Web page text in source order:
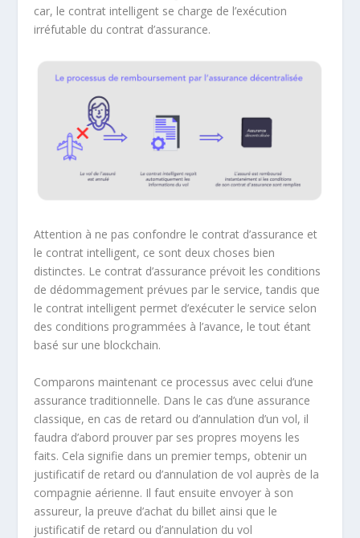
car, le contrat intelligent se charge de l’exécution
irréfutable du contrat d’assurance.
Attention à ne pas confondre le contrat d’assurance et
le contrat intelligent, ce sont deux choses bien
distinctes. Le contrat d’assurance prévoit les conditions
de dédommagement prévues par le service, tandis que
le contrat intelligent permet d’exécuter le service selon
des conditions programmées à l’avance, le tout étant
basé sur une blockchain.
Comparons maintenant ce processus avec celui d’une
assurance traditionnelle. Dans le cas d’une assurance
classique, en cas de retard ou d’annulation d’un vol, il
faudra d’abord prouver par ses propres moyens les
faits. Cela signifie dans un premier temps, obtenir un
justificatif de retard ou d’annulation de vol auprès de la
compagnie aérienne. Il faut ensuite envoyer à son
assureur, la preuve d’achat du billet ainsi que le
justificatif de retard ou d’annulation du vol